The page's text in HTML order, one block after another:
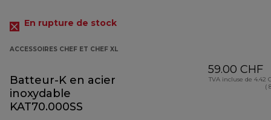
En rupture de stock
ACCESSOIRES CHEF ET CHEF XL
Batteur-K en acier
inoxydable
KAT70.000SS
59.00 CHF
TVA incluse de 4.42
(